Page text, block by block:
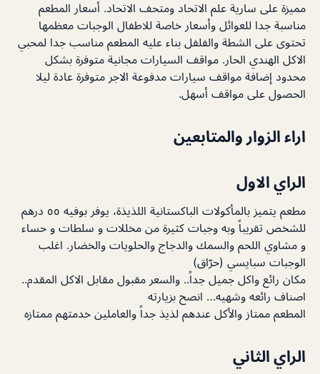
مميزة على سارية علم الاتحاد ومتحف الاتحاد. أسعار المطعم
مناسبة جدا للعوائل وأسعار خاصة للاطفال الوجبات معظمها
تحتوى على الشطة والفلفل بناء عليه المطعم مناسب جدا لمحبي
الاكل الهندي الحار. مواقف السيارات مجانية متوفرة بشكل
محدود إضافة مواقف سيارات مدفوعة الاجر متوفرة عادة ليلا
الحصول على مواقف أسهل.
اراء الزوار والمتابعين
الراي الاول
مطعم يتميز بالمأكولات الباكستانية اللذيذة، يوفر بوفيه ٥٥ درهم
للشخص تقريباً وبه وجبات كثيرة من مخللات و سلطات و حساء
و مشاوي اللحم والسمك والدجاج والحلويات والخضار. اغلب
الوجبات سبايسي (حرّاق)
مكان رائع واكل جميل جداً.. والسعر مقبول مقابل الاكل المقدم..
اصناف رائعه وشهيه… انصح بزيارته
المطعم ممتاز والأكل عندهم لذيذ جداً والعاملين خدمتهم ممتازه
الراي الثاني